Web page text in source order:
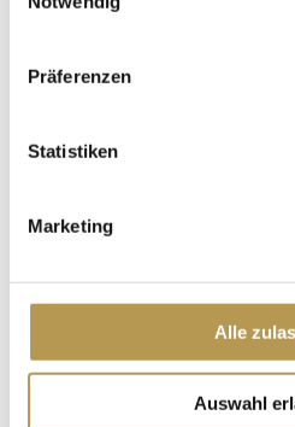
Präferenzen
Statistiken
Marketing
Alle
Auswahl
Wellnesshotel in Bayern
Selbstverständlich stellen
Anwendung als Gutschein
von externen Gästen
freuen uns auf Ihren Besuch
Wir wünschen Ihnen einen
Leoni Spa